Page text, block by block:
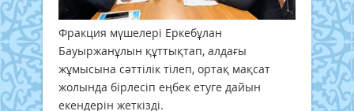
Фракция мүшелері Еркебұлан
Бауыржанұлын құттықтап, алдағы
жұмысына сәттілік тілеп, ортақ мақсат
жолында бірлесіп еңбек етуге дайын
екендерін жеткізді.